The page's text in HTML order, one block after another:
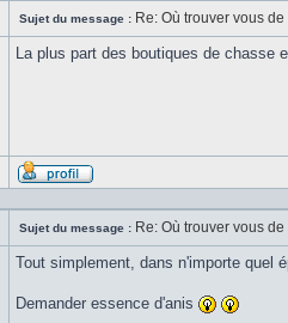
Sujet du message : Re: Où trouver vous
La plus part des boutiques de chasse
Sujet du message : Re: Où trouver vous
Tout simplement, dans n'importe quel
Demander essence d'anis